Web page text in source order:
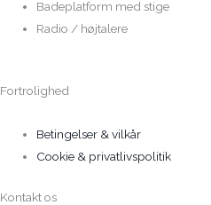
Badeplatform med stige
Radio / højtalere
Fortrolighed
Betingelser & vilkår
Cookie & privatlivspolitik
Kontakt os